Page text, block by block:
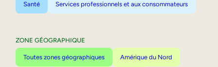
Santé Services professionnels et aux consommateurs
ZONE GÉOGRAPHIQUE
Toutes zones géographiques Amérique du Nord